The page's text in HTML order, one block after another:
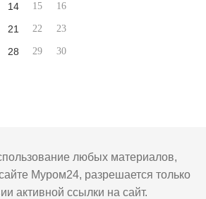
14 15 16
21 22 23
28 29 30
любых материалов,
Муром24, разрешается только
активной ссылки на сайт.